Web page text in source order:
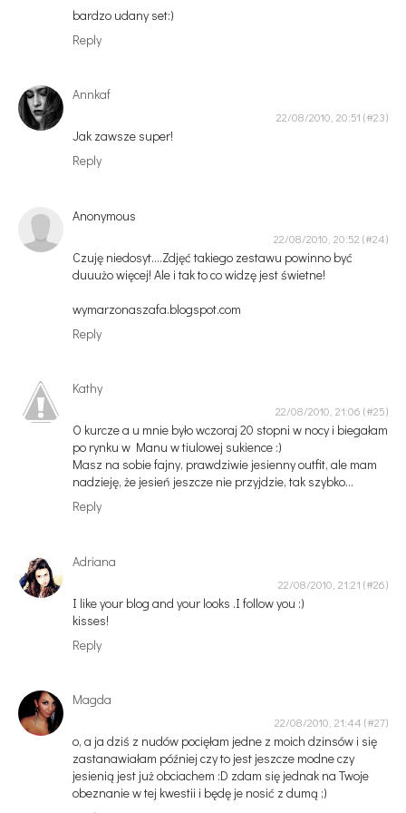
bardzo udany set:)
Reply
Annkaf
22/08/2010, 20:51
Jak zawsze super!
Reply
Anonymous
22/08/2010, 20:52
Czuję niedosyt....Zdjęć takiego zestawu powinno być
duuużo więcej! Ale i tak to co widzę jest świetne!
wymarzonaszafa.blogspot.com
Reply
Kathy
22/08/2010, 21:06
O kurcze a u mnie było wczoraj 20 stopni w nocy i biegałam
po rynku w Manu w tiulowej sukience :)
Masz na sobie fajny, prawdziwie jesienny outfit, ale mam
nadzieję, że jesień jeszcze nie przyjdzie, tak szybko...
Reply
Adriana
22/08/2010, 21:21
I like your blog and your looks .I follow you :)
kisses!
Reply
Magda
22/08/2010, 21:44
o, a ja dziś z nudów pocięłam jedne z moich dzinsów i się
zastanawiałam później czy to jest jeszcze modne czy
jesienią jest już obciachem :D zdam się jednak na Twoje
obeznanie w tej kwestii i będę je nosić z dumą ;)